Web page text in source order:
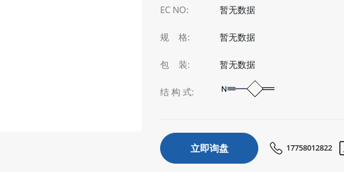
EC NO: 暂无数据
规 格: 暂无数据
包 装: 暂无数据
结 构 式:
立即询盘 17758012822